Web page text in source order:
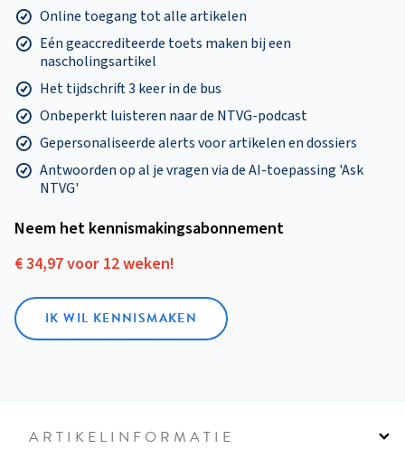
Online toegang tot alle artikelen
Eén geaccrediteerde toets maken bij een
nascholingsartikel
Het tijdschrift 3 keer in de bus
Onbeperkt luisteren naar de NTVG-podcast
Gepersonaliseerde alerts voor artikelen en dossiers
Antwoorden op al je vragen via de AI-toepassing 'Ask
NTVG'
Neem het kennismakings­abonnement
€ 34,97 voor 12 weken!
IK WIL KENNISMAKEN
ARTIKELINFORMATIE